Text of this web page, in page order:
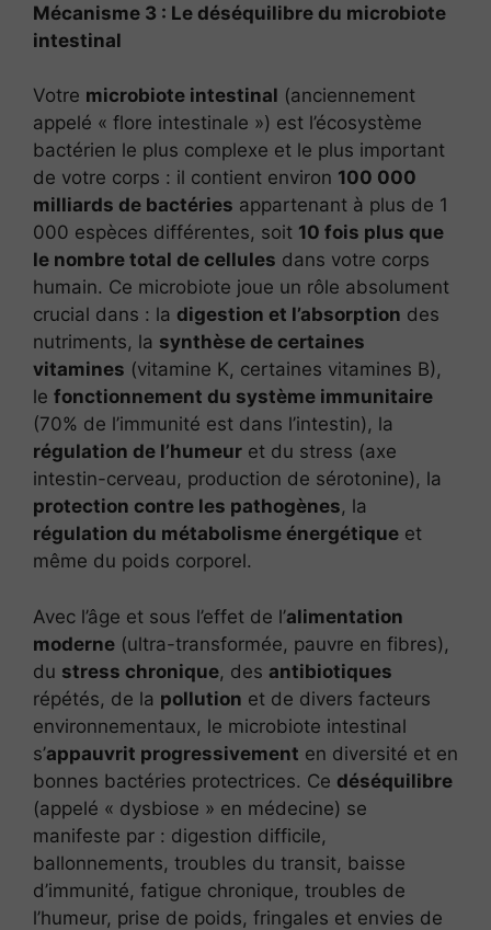
Mécanisme 3 : Le déséquilibre du microbiote
intestinal
Votre microbiote intestinal (anciennement
appelé « flore intestinale ») est l’écosystème
bactérien le plus complexe et le plus important
de votre corps : il contient environ 100 000
milliards de bactéries appartenant à plus de 1
000 espèces différentes, soit 10 fois plus que
le nombre total de cellules dans votre corps
humain. Ce microbiote joue un rôle absolument
crucial dans : la digestion et l’absorption des
nutriments, la synthèse de certaines
vitamines (vitamine K, certaines vitamines B),
le fonctionnement du système immunitaire
(70% de l’immunité est dans l’intestin), la
régulation de l’humeur et du stress (axe
intestin-cerveau, production de sérotonine), la
protection contre les pathogènes, la
régulation du métabolisme énergétique et
même du poids corporel.
Avec l’âge et sous l’effet de l’alimentation
moderne (ultra-transformée, pauvre en fibres),
du stress chronique, des antibiotiques
répétés, de la pollution et de divers facteurs
environnementaux, le microbiote intestinal
s’appauvrit progressivement en diversité et en
bonnes bactéries protectrices. Ce déséquilibre
(appelé « dysbiose » en médecine) se
manifeste par : digestion difficile,
ballonnements, troubles du transit, baisse
d’immunité, fatigue chronique, troubles de
l’humeur, prise de poids, fringales et envies de